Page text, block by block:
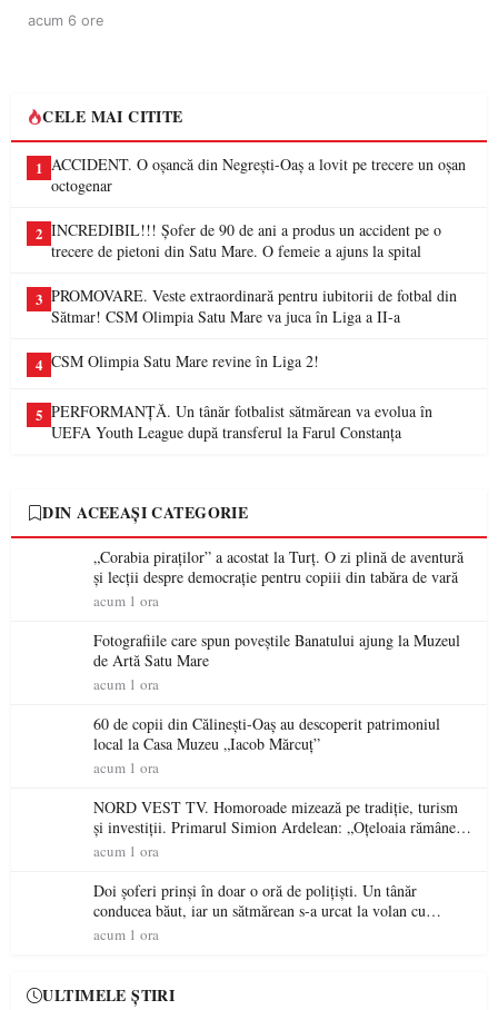
acum 6 ore
CELE MAI CITITE
1 ACCIDENT. O oșancă din Negrești-Oaș a lovit pe trecere un oșan
octogenar
2 INCREDIBIL!!! Șofer de 90 de ani a produs un accident pe o
trecere de pietoni din Satu Mare. O femeie a ajuns la spital
3 PROMOVARE. Veste extraordinară pentru iubitorii de fotbal din
Sătmar! CSM Olimpia Satu Mare va juca în Liga a II-a
4 CSM Olimpia Satu Mare revine în Liga 2!
5 PERFORMANȚĂ. Un tânăr fotbalist sătmărean va evolua în
UEFA Youth League după transferul la Farul Constanța
DIN ACEEAȘI CATEGORIE
„Corabia piraților” a acostat la Turț. O zi plină de aventură
și lecții despre democrație pentru copiii din tabăra de vară
acum 1 ora
Fotografiile care spun poveștile Banatului ajung la Muzeul
de Artă Satu Mare
acum 1 ora
60 de copii din Călinești-Oaș au descoperit patrimoniul
local la Casa Muzeu „Iacob Mărcuț”
acum 1 ora
NORD VEST TV. Homoroade mizează pe tradiție, turism
și investiții. Primarul Simion Ardelean: „Oțeloaia rămâne
un brand al Codrului”
acum 1 ora
Doi șoferi prinși în doar o oră de polițiști. Un tânăr
conducea băut, iar un sătmărean s-a urcat la volan cu
permisul suspendat
acum 1 ora
ULTIMELE ȘTIRI